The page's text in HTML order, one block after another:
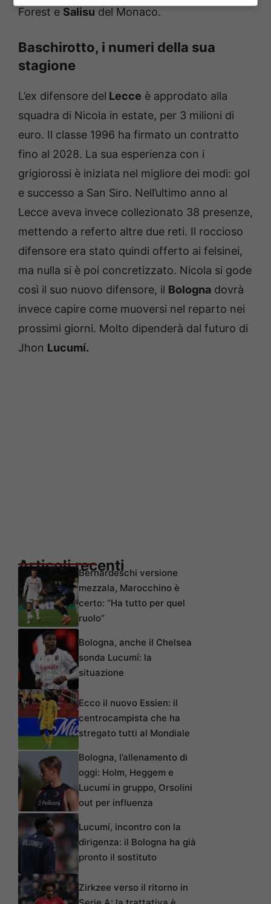
Forest e Salisu del Monaco.
Baschirotto, i numeri della sua
stagione
L’ex difensore del Lecce è approdato alla
squadra di Nicola in estate, per 3 milioni di
euro. Il classe 1996 ha firmato un contratto
fino al 2028. La sua esperienza con i
grigiorossi è iniziata nel migliore dei modi: gol
e successo a San Siro. Nell’ultimo anno al
Lecce aveva invece collezionato 38 presenze,
mettendo a referto altre due reti. Il roccioso
difensore era stato quindi offerto ai felsinei,
ma nulla si è poi concretizzato. Nicola si gode
così il suo nuovo difensore, il Bologna dovrà
invece capire come muoversi nel reparto nei
prossimi giorni. Molto dipenderà dal futuro di
Jhon Lucumí.
Articoli recentiBernardeschi versione
mezzala, Marocchino è
certo: “Ha tutto per quel
ruolo”
Bologna, anche il Chelsea
sonda Lucumí: la
situazione
Ecco il nuovo Essien: il
centrocampista che ha
stregato tutti al Mondiale
Bologna, l’allenamento di
oggi: Holm, Heggem e
Lucumí in gruppo, Orsolini
out per influenza
Lucumí, incontro con la
dirigenza: il Bologna ha già
pronto il sostituto
Zirkzee verso il ritorno in